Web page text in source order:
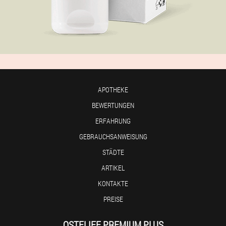
APOTHEKE
BEWERTUNGEN
ERFAHRUNG
GEBRAUCHSANWEISUNG
STÄDTE
ARTIKEL
KONTAKTE
PREISE